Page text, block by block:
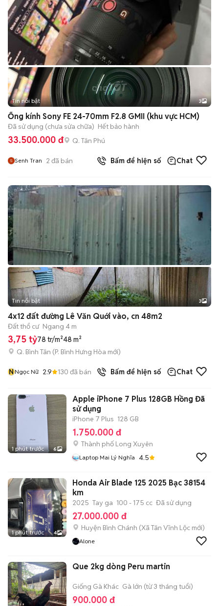
Tin nổi bật 3
Ống kính Sony FE 24-70mm F2.8 GMII (khu vực HCM)
Đã sử dụng (chưa sửa chữa) Hết bảo hành
33.500.000 đ Q. Tân Phú
Senh Tran 2 đã bán Bấm để hiện số Chat
Tin nổi bật 3
4x12 đất đường Lê Văn Quới vào, cn 48m2
Đất thổ cư Ngang 4 m
3,75 tỷ78 tr/m²48 m²
Q. Bình Tân (P. Bình Hưng Hòa mới)
NNgọc Nữ 2.9 130 đã bán Bấm để hiện số Chat
1 phút trước 6
Apple iPhone 7 Plus 128GB Hồng Đã
sử dụng
iPhone 7 Plus 128 GB
1.750.000 đ
Thành phố Long Xuyên
Laptop Mai Lý Nghĩa 4.5
1 phút trước 4
Honda Air Blade 125 2025 Bạc 38154
km
2025 Tay ga 100 - 175 cc Đã sử dụng
27.000.000 đ
Huyện Bình Chánh (Xã Tân Vĩnh Lộc mới)
Alone
Que 2kg dòng Peru martin
Giống Gà Khác Gà lớn (từ 3 tháng tuổi)
900.000 đ